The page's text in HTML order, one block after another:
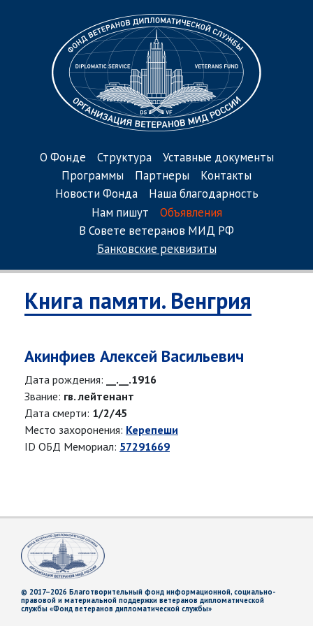
О Фонде Структура
Уставные документы
Программы
Партнеры
Контакты
Новости Фонда
Наша благодарность
Нам пишут
Объявления
В Совете ветеранов МИД РФ
Банковские реквизиты
Книга памяти. Венгрия
Акинфиев Алексей Васильевич
Дата рождения:
__.__.1916
Звание: гв. лейтенант
Дата смерти: 1/2/45
Место захоронения: Керепеши
ID ОБД Мемориал: 57291669
© 2017–2026 Благотворительный фонд информационной, социально-
правовой и материальной поддержки ветеранов дипломатической
службы «Фонд ветеранов дипломатической службы»